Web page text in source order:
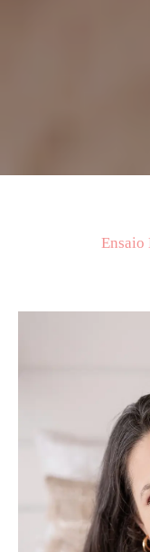
Ensaio